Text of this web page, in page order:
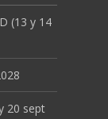
(13 y 14
20 sept